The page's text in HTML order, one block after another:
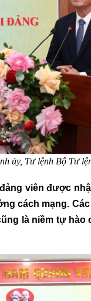
ủy, Tư lệnh Bộ Tư
viên được
cách mạng.
là niềm tự